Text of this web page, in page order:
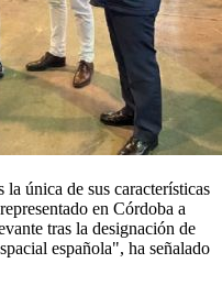
única de sus características
en Córdoba a
tras la designación de
española", ha señalado